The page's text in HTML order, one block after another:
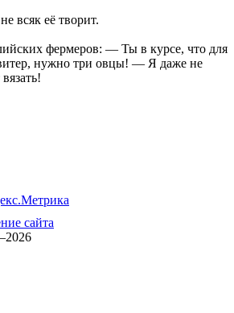
всяк её творит.
фермеров: — Ты в курсе, что для
нужно три овцы! — Я даже не
сайта